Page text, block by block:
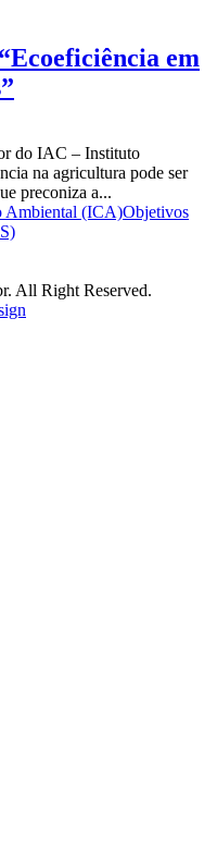
em
do IAC – Instituto
na agricultura pode ser
preconiza a...
Ambiental (ICA)Objetivos
All Right Reserved.